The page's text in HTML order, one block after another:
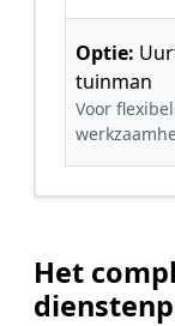
Optie:
tuinman
Voor
Het